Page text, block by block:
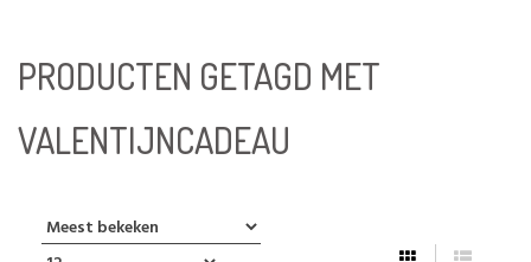
PRODUCTEN GETAGD MET
VALENTIJNCADEAU